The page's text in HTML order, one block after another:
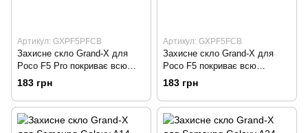
Артикул: GXPF5PFCB
Захисне скло Grand-X для
Poco F5 Pro покриває всю
поверхню black (GXPF5PFCB)
183 грн
Артикул: GXPF5FCB
Захисне скло Grand-X для
Poco F5 покриває всю
поверхню black (GXPF5FCB)
183 грн